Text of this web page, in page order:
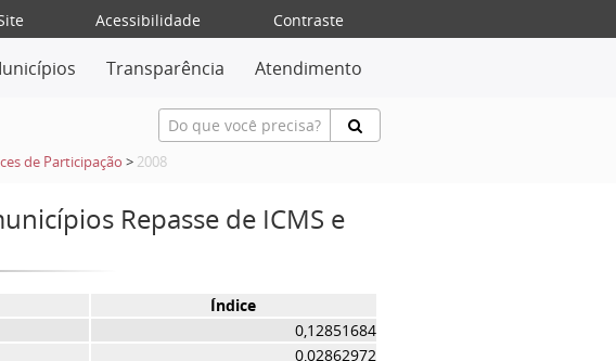
Acessibilidade
Contraste
Transparência Atendimento
de Participação > 2008
Repasse de ICMS e
Índice
0,12851684
0,02862972